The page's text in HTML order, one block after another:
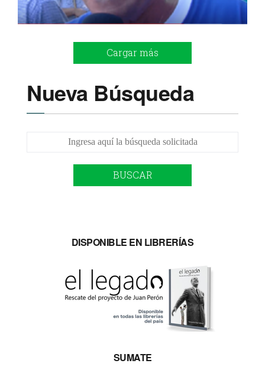
Cargar más
Nueva Búsqueda
BUSCAR
DISPONIBLE EN LIBRERÍAS
SUMATE